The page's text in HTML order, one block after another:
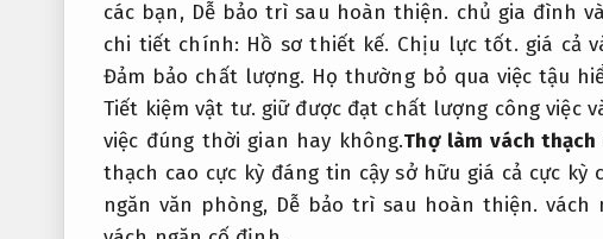
các bạn, Dễ bảo trì sau hoàn thiện. chủ gia đình
chi tiết chính: Hồ sơ thiết kế. Chịu lực tốt. giá cả
Đảm bảo chất lượng. Họ thường bỏ qua việc tậu
Tiết kiệm vật tư. giữ được đạt chất lượng công việc
việc đúng thời gian hay không.Thợ làm vách thạch
thạch cao cực kỳ đáng tin cậy sở hữu giá cả cực kỳ
ngăn văn phòng, Dễ bảo trì sau hoàn thiện. vách